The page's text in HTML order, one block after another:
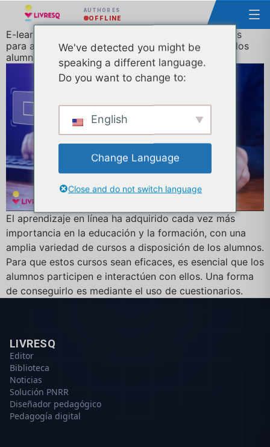
AUTHOR ES
OFFLINE
E-learning atractivo: cómo utilizar los cuestionarios
para aumentar la interacción y la comprensión de los
alumnos
El aprendizaje en línea ha adquirido cada vez más
importancia en la educación y la formación, con una
amplia variedad de cursos a disposición de los alumnos.
Para que estos cursos sean eficaces, es esencial que los
alumnos participen e interactúen con ellos. Una forma
de conseguirlo es mediante el uso de cuestionarios.
LIVRESQ
Editor
Biblioteca
Noticias
Solución PNRR
Diseñador pedagógico
Pedagogía digital
We've detected you might be
speaking a different language.
Do you want to change to:
English
Change Language
Close and do not switch language